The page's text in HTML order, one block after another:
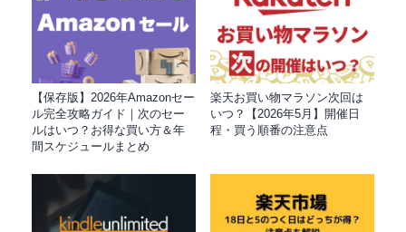
【保存版】2026年Amazonセー
ル完全攻略ガイド｜次のセー
ルはいつ？お得な買い方＆年
間スケジュールまとめ
楽天お買い物マラソン次回は
いつ？【2026年5月】開催日
程・買う順番の注意点